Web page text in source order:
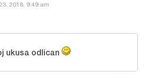
2018, 9:49 am
ukusa odlican